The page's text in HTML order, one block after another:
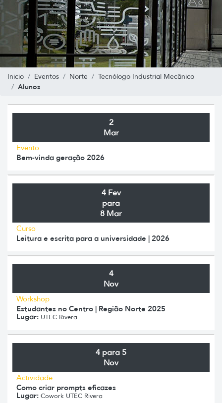
Inicio Eventos Norte Tecnólogo Industrial Mecânico
Alunos
2
Mar
Evento
Bem-vinda geração 2026
4 Fev
para
8 Mar
Curso
Leitura e escrita para a universidade | 2026
4
Nov
Workshop
Estudantes no Centro | Região Norte 2025
Lugar: UTEC Rivera
4 para 5
Nov
Actividade
Como criar prompts eficazes
Lugar: Cowork UTEC Rivera